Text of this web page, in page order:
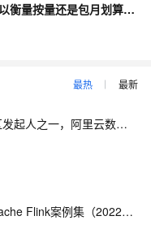
大数据计算MaxCompute有什么办法可以衡量按量还是包月划算吗?按量是按照扫描量和sql复杂度
最热 最新
【大咖问答】对话PostgreSQL 中国社区发起人之一，阿里云数据库高级专家 德哥
【藏经阁一起读（27）】本周推荐《Apache Flink案例集（2022版）》，你有哪些心得？